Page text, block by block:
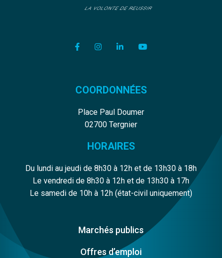
Lien vers le compte Facebook
Lien vers le compte Instagram
Lien vers le compte
Lien vers la chaîne
COORDONNÉES
Place Paul Doumer
02700 Tergnier
HORAIRES
Du lundi au jeudi de 8h30 à 12h et de 13h30 à 18h
Le vendredi de 8h30 à 12h et de 13h30 à 17h
Le samedi de 10h à 12h (état-civil uniquement)
Marchés publics
Offres d’emploi